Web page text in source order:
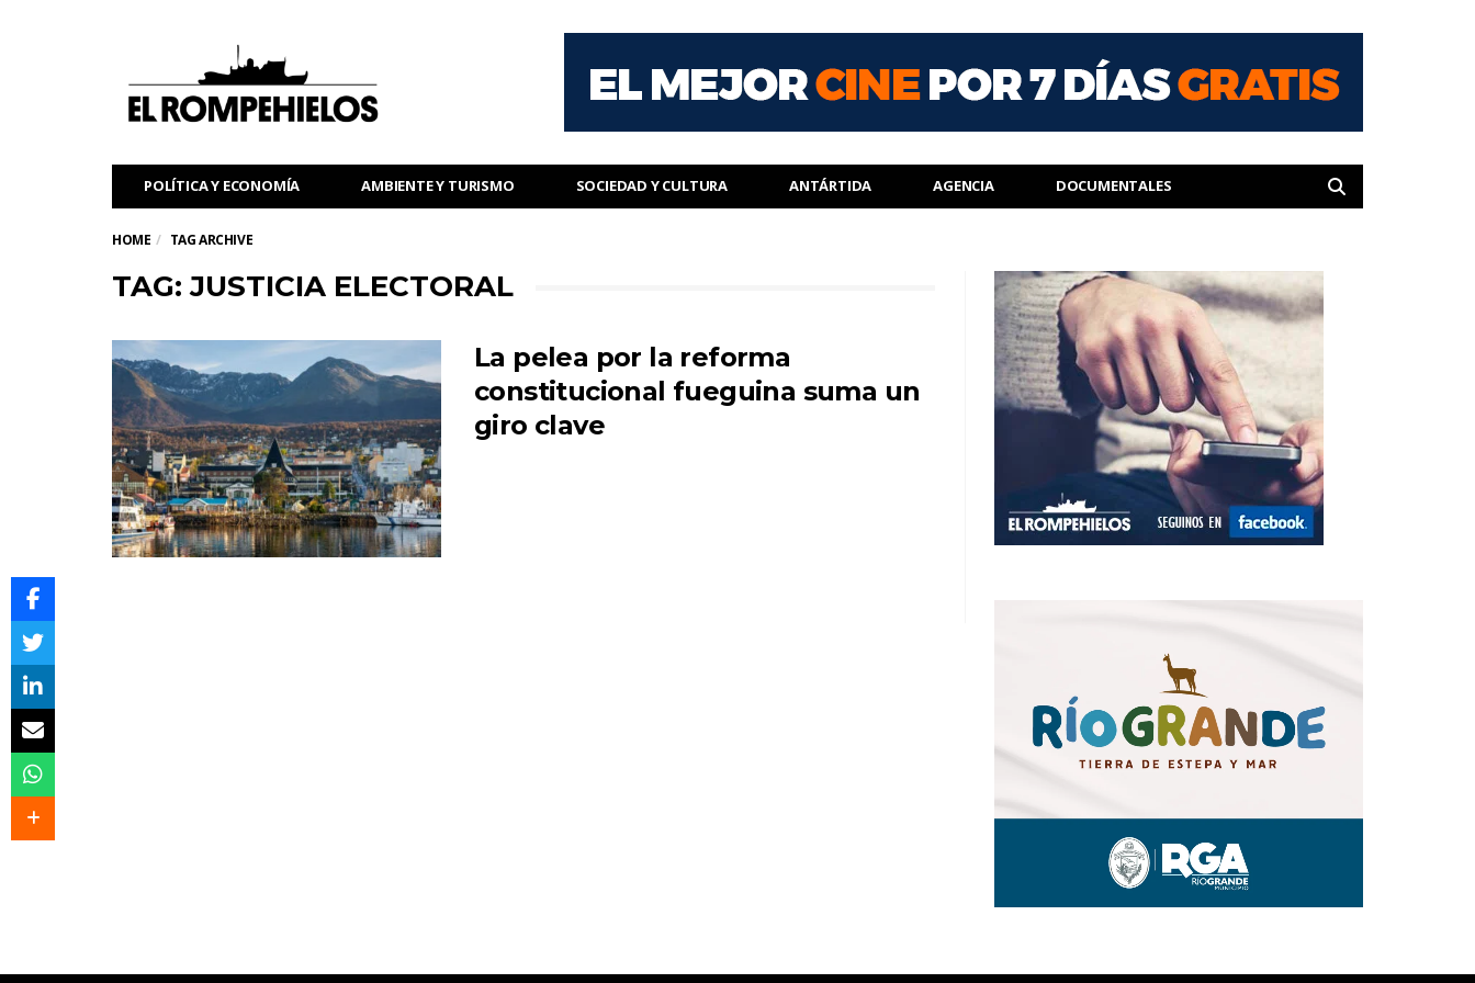
POLÍTICA Y ECONOMÍA AMBIENTE Y TURISMO SOCIEDAD Y CULTURA ANTÁRTIDA AGENCIA DOCUMENTALES
HOME TAG ARCHIVE
TAG: JUSTICIA ELECTORAL
La pelea por la reforma
constitucional fueguina suma un
giro clave